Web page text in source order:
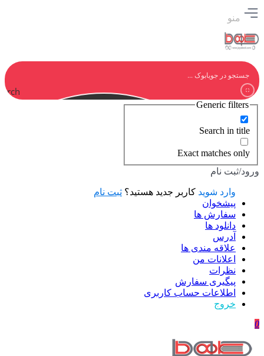
منو
Generic filters
Search in title
Exact matches only
ورود/ثبت نام
وارد شوید کاربر جدید هستید؟ ثبت نام
پیشخوان
سفارش ها
دانلود ها
آدرس
علاقه مندی ها
اعلانات من
نظرات
پیگیری سفارش
اطلاعات حساب كاربری
خروج
0